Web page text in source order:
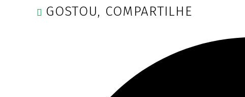
GOSTOU, COMPARTILHE